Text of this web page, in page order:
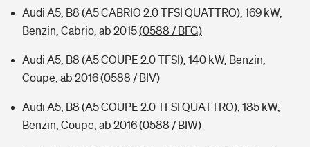
Audi A5, B8 (A5 CABRIO 2.0 TFSI QUATTRO), 169 kW,
Benzin, Cabrio, ab 2015(0588 / BFG)
Audi A5, B8 (A5 COUPE 2.0 TFSI), 140 kW, Benzin,
Coupe, ab 2016(0588 / BIV)
Audi A5, B8 (A5 COUPE 2.0 TFSI QUATTRO), 185 kW,
Benzin, Coupe, ab 2016(0588 / BIW)